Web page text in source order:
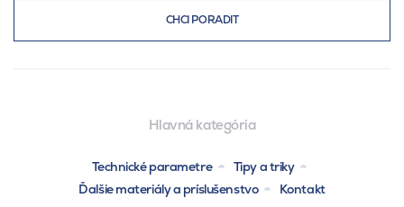
CHCI PORADIT
Hlavná kategória
Technické parametre
Tipy a triky
Ďalšie materiály a príslušenstvo
Kontakt